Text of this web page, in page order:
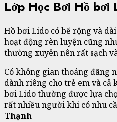
Lớp Học Bơi Hồ bơi
Hồ bơi Lido có bể rộng và
hoạt động rèn luyện cũng
thường xuyên nên rất sạch
Có không gian thoáng đãng
dành riêng cho trẻ em và cả
bơi Lido thường được lựa
rất nhiều người khi có nhu
Thạnh